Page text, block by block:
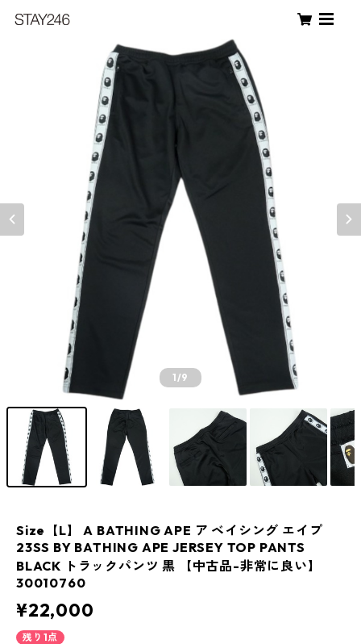
1/9
Size【L】 A BATHING APE ア ベイシング エイプ
23SS BY BATHING APE JERSEY TOP PANTS
BLACK トラックパンツ 黒 【中古品-非常に良い】
30010760
¥22,000
残り1点